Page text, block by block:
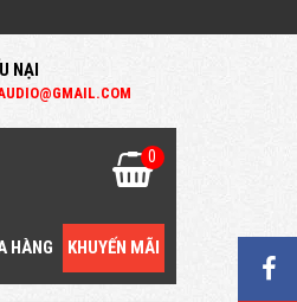
NẠI
0
HÀNG KHUYẾN MÃI